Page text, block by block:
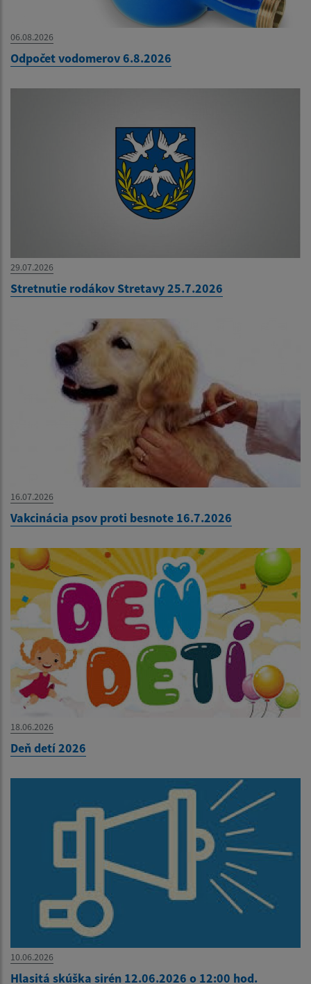
06.08.2026
Odpočet vodomerov 6.8.2026
29.07.2026
Stretnutie rodákov Stretavy 25.7.2026
16.07.2026
Vakcinácia psov proti besnote 16.7.2026
18.06.2026
Deň detí 2026
10.06.2026
Hlasitá skúška sirén 12.06.2026 o 12:00 hod.